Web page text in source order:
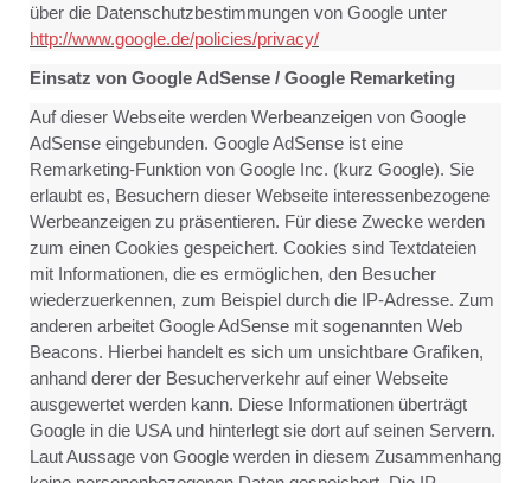
über die Datenschutzbestimmungen von Google unter
http://www.google.de/policies/privacy/
Einsatz von Google AdSense / Google Remarketing
Auf dieser Webseite werden Werbeanzeigen von Google
AdSense eingebunden. Google AdSense ist eine
Remarketing-Funktion von Google Inc. (kurz Google). Sie
erlaubt es, Besuchern dieser Webseite interessenbezogene
Werbeanzeigen zu präsentieren. Für diese Zwecke werden
zum einen Cookies gespeichert. Cookies sind Textdateien
mit Informationen, die es ermöglichen, den Besucher
wiederzuerkennen, zum Beispiel durch die IP-Adresse. Zum
anderen arbeitet Google AdSense mit sogenannten Web
Beacons. Hierbei handelt es sich um unsichtbare Grafiken,
anhand derer der Besucherverkehr auf einer Webseite
ausgewertet werden kann. Diese Informationen überträgt
Google in die USA und hinterlegt sie dort auf seinen Servern.
Laut Aussage von Google werden in diesem Zusammenhang